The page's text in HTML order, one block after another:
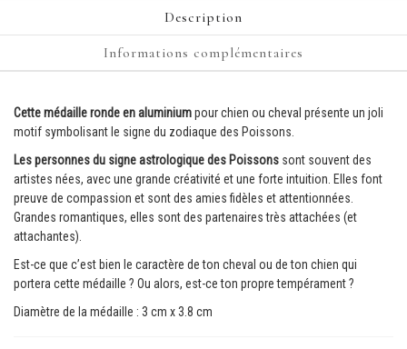
Description
Informations complémentaires
Cette médaille ronde en aluminiumpour chien ou cheval présente un joli
motif symbolisant le signe du zodiaque des Poissons.
Les personnes du signe astrologique des Poissons sont souvent des
artistes nées, avec une grande créativité et une forte intuition. Elles font
preuve de compassion et sont des amies fidèles et attentionnées.
Grandes romantiques, elles sont des partenaires très attachées (et
attachantes).
Est-ce que c’est bien le caractère de ton cheval ou de ton chien qui
portera cette médaille ? Ou alors, est-ce ton propre tempérament ?
Diamètre de la médaille : 3 cm x 3.8 cm